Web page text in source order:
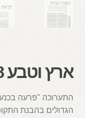
ארץ וטבע 168
התערוכה "פרעה
הגדולים בהבנת